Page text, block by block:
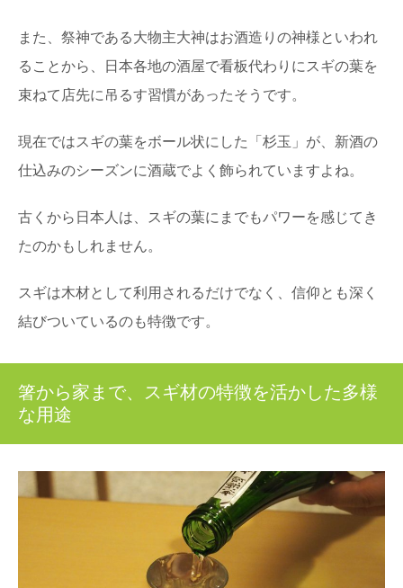
また、祭神である大物主大神はお酒造りの神様といわれ
ることから、日本各地の酒屋で看板代わりにスギの葉を
束ねて店先に吊るす習慣があったそうです。
現在ではスギの葉をボール状にした「杉玉」が、新酒の
仕込みのシーズンに酒蔵でよく飾られていますよね。
古くから日本人は、スギの葉にまでもパワーを感じてき
たのかもしれません。
スギは木材として利用されるだけでなく、信仰とも深く
結びついているのも特徴です。
箸から家まで、スギ材の特徴を活かした多様
な用途